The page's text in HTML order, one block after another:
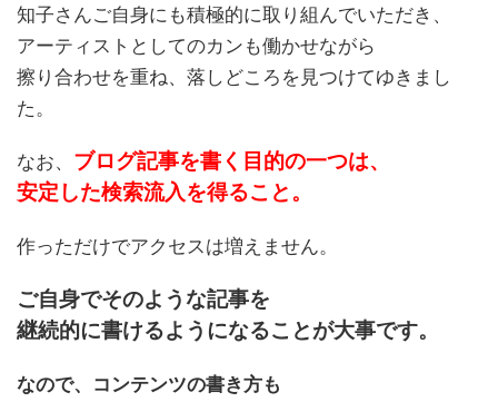
知子さんご自身にも積極的に取り組んでいただき、
アーティストとしてのカンも働かせながら
擦り合わせを重ね、落しどころを見つけてゆきまし
た。
なお、 ブログ記事を書く目的の一つは、
安定した検索流入を得ること。
作っただけでアクセスは増えません。
ご自身でそのような記事を
継続的に書けるようになることが大事です。
なので、コンテンツの書き方も